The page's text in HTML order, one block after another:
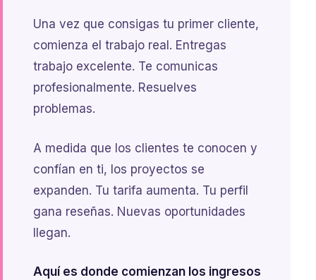
Una vez que consigas tu primer cliente,
comienza el trabajo real. Entregas
trabajo excelente. Te comunicas
profesionalmente. Resuelves
problemas.
A medida que los clientes te conocen y
confían en ti, los proyectos se
expanden. Tu tarifa aumenta. Tu perfil
gana reseñas. Nuevas oportunidades
llegan.
Aquí es donde comienzan los ingresos